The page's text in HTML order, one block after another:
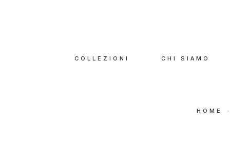
COLLEZIONI CHI SIAMO
HOME